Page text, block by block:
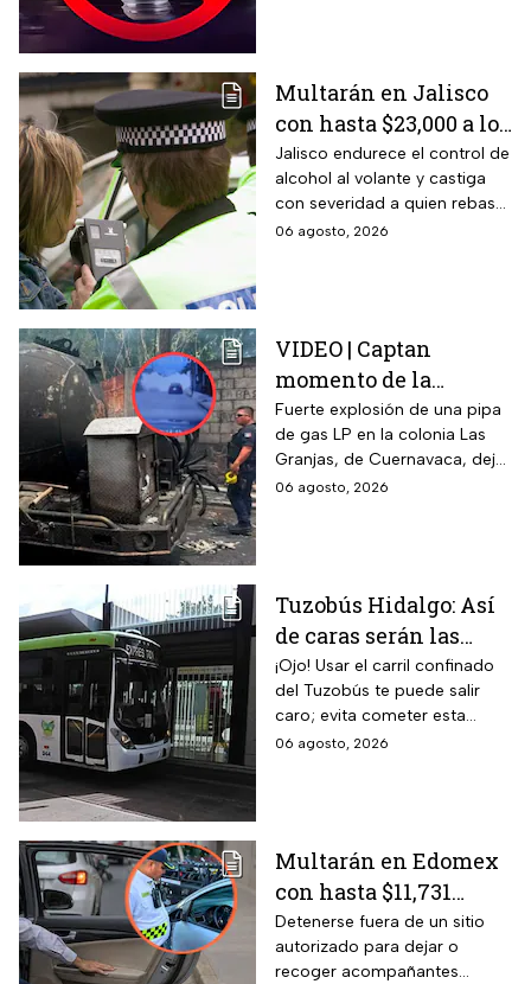
Multarán en Jalisco
con hasta $23,000 a los
conductores que
superen este límite en
la prueba de
alcoholemia
Jalisco endurece el control de
alcohol al volante y castiga
con severidad a quien rebase
el nuevo límite de sangre o
06 agosto, 2026
VIDEO | Captan
momento de la
explosión de pipa de
gas en Cuernavaca:
¡Imágenes sensibles!
Fuerte explosión de una pipa
de gas LP en la colonia Las
Granjas, de Cuernavaca, dejó
21 heridos y causó pánico
06 agosto, 2026
Tuzobús Hidalgo: Así
de caras serán las
MULTAS por invadir
el carril confinado a
partir de esta fecha
¡Ojo! Usar el carril confinado
del Tuzobús te puede salir
caro; evita cometer esta
infracción a partir de agosto.
06 agosto, 2026
Multarán en Edomex
con hasta $11,731
pesos a todos los
conductores que
Detenerse fuera de un sitio
autorizado para dejar o
recoger acompañantes